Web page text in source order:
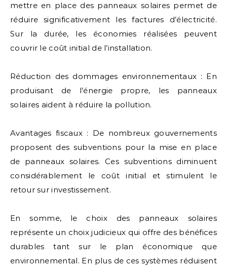
mettre en place des panneaux solaires permet de
réduire significativement les factures d’électricité.
Sur la durée, les économies réalisées peuvent
couvrir le coût initial de l’installation.
Réduction des dommages environnementaux : En
produisant de l’énergie propre, les panneaux
solaires aident à réduire la pollution.
Avantages fiscaux : De nombreux gouvernements
proposent des subventions pour la mise en place
de panneaux solaires. Ces subventions diminuent
considérablement le coût initial et stimulent le
retour sur investissement.
En somme, le choix des panneaux solaires
représente un choix judicieux qui offre des bénéfices
durables tant sur le plan économique que
environnemental. En plus de ces systèmes réduisent